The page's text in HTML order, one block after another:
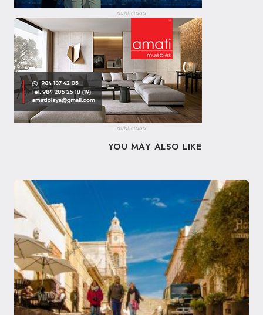
publicidad
publicidad
YOU MAY ALSO LIKE